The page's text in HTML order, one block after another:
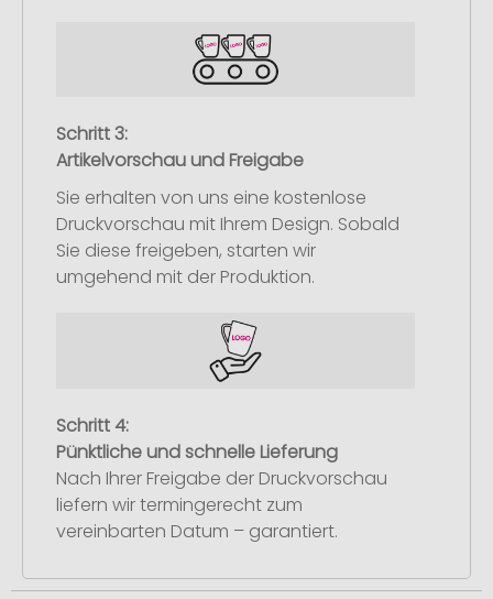
Schritt 3:
Artikelvorschau und Freigabe
Sie erhalten von uns eine kostenlose
Druckvorschau mit Ihrem Design. Sobald
Sie diese freigeben, starten wir
umgehend mit der Produktion.
Schritt 4:
Pünktliche und schnelle Lieferung
Nach Ihrer Freigabe der Druckvorschau
liefern wir termingerecht zum
vereinbarten Datum – garantiert.